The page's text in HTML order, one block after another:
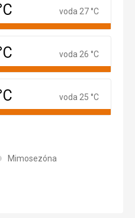
Mimosezóna
voda 27 °C
voda 26 °C
voda 25 °C